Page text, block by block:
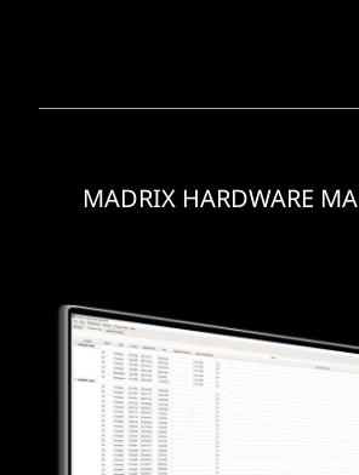
MADRIX HARDWARE